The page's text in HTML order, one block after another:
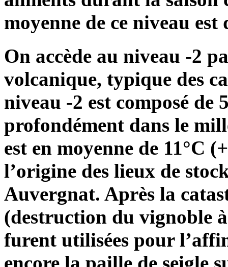
moyenne de ce niveau est
On accède au niveau -2
volcanique, typique des
niveau -2 est composé de
profondément dans le
est en moyenne de 11°C
l’origine des lieux de
Auvergnat. Après la
(destruction du vignoble
furent utilisées pour
encore la paille de seigle